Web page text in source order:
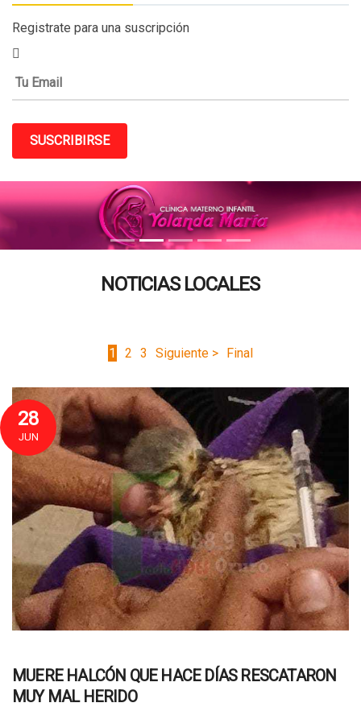
Registrate para una suscripción
SUSCRIBIRSE
NOTICIAS LOCALES
1 2 3 Siguiente > Final
28
JUN
MUERE HALCÓN QUE HACE DÍAS RESCATARON
MUY MAL HERIDO